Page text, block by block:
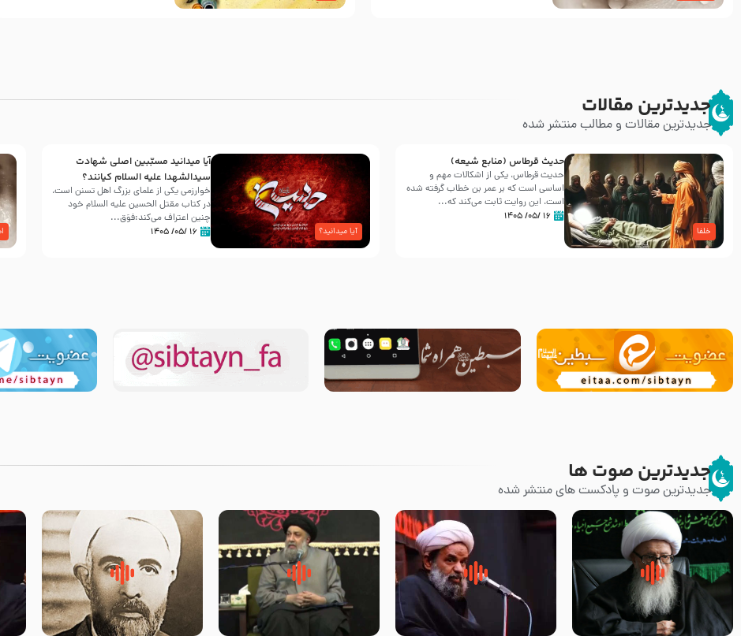
جدیدترین مقالات
جدیدترین مقالات و مطالب منتشر شده
خلفا
حدیث قرطاس (منابع شیعه)
حدیث قرطاس، یکی از اشکالات مهم و
اساسی است که بر عمر بن خطاب گرفته شده
است، این روایت ثابت می‌کند که...
۱۶ /۰۵/ ۱۴۰۵
آیا میدانید؟
آیا میدانید مسبّبین اصلی شهادت
سیدالشهدا علیه ‌السلام کیانند؟
خوارزمی یکی از علمای بزرگ اهل تسنن است،
در کتاب مقتل الحسین علیه ‌السلام خود
چنین اعتراف می‌کند:فوَق...
۱۶ /۰۵/ ۱۴۰۵
جدیدترین صوت ها
جدیدترین صوت و پادکست های منتشر شده
زوّار اربعین امام حسین (علیه
السلام) با این اشتیاق به زیارت
روضه جانسوز پاره های جگر امام
حسن مجتبی علیه السلام-حجت
لقب حضرت رقیه سلام الله علیها
به چه معناست – حجت الاسلام
روضه‌ی مجلس یزید ملعون و
اسارت اهل‌بیت علیهم‌السلام –